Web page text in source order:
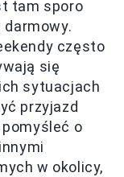
tam sporo
często
się
sytuacjach
przyjazd
o
w okolicy,